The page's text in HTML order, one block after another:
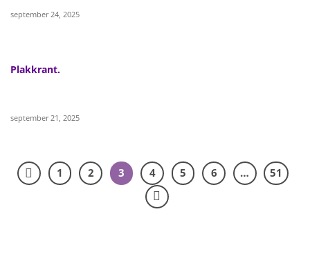
september 24, 2025
Plakkrant.
september 21, 2025
1 2 3 4 5 6 … 51